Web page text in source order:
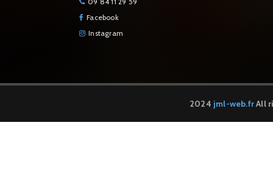
Facebook
Instagram
2024 jml-web.frAll